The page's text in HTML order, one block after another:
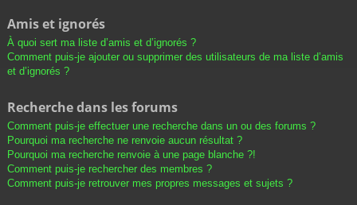
Amis et ignorés
À quoi sert ma liste d’amis et d’ignorés ?
Comment puis-je ajouter ou supprimer des utilisateurs de ma liste d’amis
et d’ignorés ?
Recherche dans les forums
Comment puis-je effectuer une recherche dans un ou des forums ?
Pourquoi ma recherche ne renvoie aucun résultat ?
Pourquoi ma recherche renvoie à une page blanche ?!
Comment puis-je rechercher des membres ?
Comment puis-je retrouver mes propres messages et sujets ?